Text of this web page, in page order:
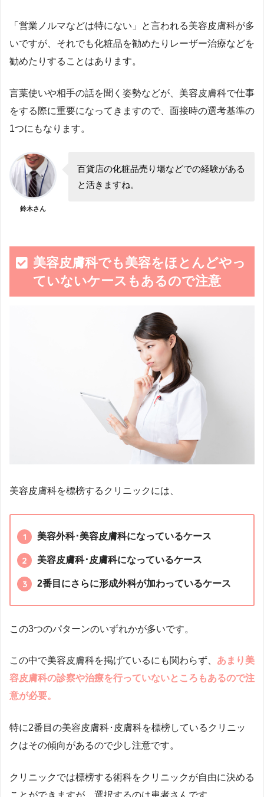
「営業ノルマなどは特にない」と言われる美容皮膚科が多
いですが、それでも化粧品を勧めたりレーザー治療などを
勧めたりすることはあります。
言葉使いや相手の話を聞く姿勢などが、美容皮膚科で仕事
をする際に重要になってきますので、面接時の選考基準の
1つにもなります。
鈴木さん
百貨店の化粧品売り場などでの経験がある
と活きますね。
美容皮膚科でも美容をほとんどやっ
ていないケースもあるので注意
美容皮膚科を標榜するクリニックには、
美容外科･美容皮膚科になっているケース
美容皮膚科･皮膚科になっているケース
2番目にさらに形成外科が加わっているケース
この3つのパターンのいずれかが多いです。
この中で美容皮膚科を掲げているにも関わらず、 あまり美
容皮膚科の診察や治療を行っていないところもあるので注
意が必要。
特に2番目の美容皮膚科･皮膚科を標榜しているクリニッ
クはその傾向があるので少し注意です。
クリニックでは標榜する術科をクリニックが自由に決める
ことができますが、選択するのは患者さんです。